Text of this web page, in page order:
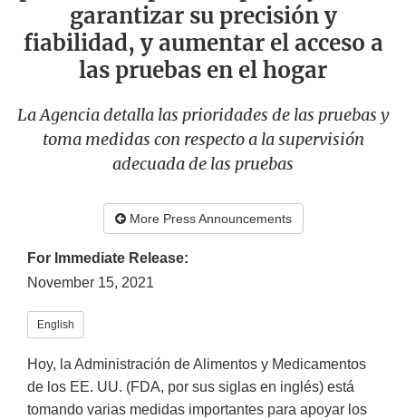
garantizar su precisión y
fiabilidad, y aumentar el acceso a
las pruebas en el hogar
La Agencia detalla las prioridades de las pruebas y
toma medidas con respecto a la supervisión
adecuada de las pruebas
More Press Announcements
For Immediate Release:
November 15, 2021
English
Hoy, la Administración de Alimentos y Medicamentos
de los EE. UU. (FDA, por sus siglas en inglés) está
tomando varias medidas importantes para apoyar los